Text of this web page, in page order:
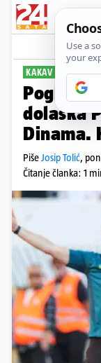
KAKAV PREOKRET
dolaska
Dinama.
PišeJosip Tolić,
Čitanje članka: 1